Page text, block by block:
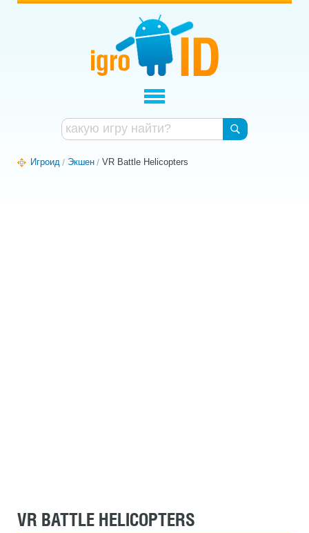
Игроид Экшен VR Battle Helicopters
VR BATTLE HELICOPTERS